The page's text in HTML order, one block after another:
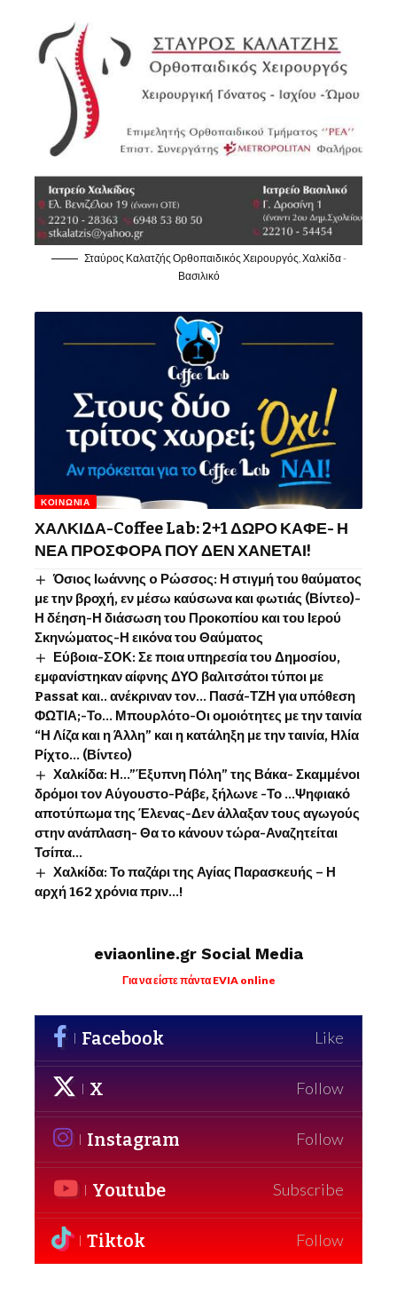
Σταύρος Καλατζής Ορθοπαιδικός Χειρουργός, Χαλκίδα -
Βασιλικό
ΚΟΙΝΩΝΊΑ
ΧΑΛΚΙΔΑ-Coffee Lab: 2+1 ΔΩΡΟ ΚΑΦΕ- Η
ΝΕΑ ΠΡΟΣΦΟΡΑ ΠΟΥ ΔΕΝ ΧΑΝΕΤΑΙ!
Όσιος Ιωάννης o Ρώσσος: Η στιγμή του θαύματος
με την βροχή, εν μέσω καύσωνα και φωτιάς (Βίντεο)-
Η δέηση-Η διάσωση του Προκοπίου και του Ιερού
Σκηνώματος-Η εικόνα του Θαύματος
Εύβοια-ΣΟΚ: Σε ποια υπηρεσία του Δημοσίου,
εμφανίστηκαν αίφνης ΔΥΟ βαλιτσάτοι τύποι με
Passat και.. ανέκριναν τον… Πασά-ΤΖΗ για υπόθεση
ΦΩΤΙΑ;-Το… Μπουρλότο-Οι ομοιότητες με την ταινία
“Η Λίζα και η Άλλη” και η κατάληξη με την ταινία, Ηλία
Ρίχτο… (Βίντεο)
Χαλκίδα: Η…”Έξυπνη Πόλη” της Βάκα- Σκαμμένοι
δρόμοι τον Αύγουστο-Ράβε, ξήλωνε -Το …Ψηφιακό
αποτύπωμα της Έλενας-Δεν άλλαξαν τους αγωγούς
στην ανάπλαση- Θα το κάνουν τώρα-Αναζητείται
Τσίπα…
Χαλκίδα: Το παζάρι της Αγίας Παρασκευής – Η
αρχή 162 χρόνια πριν…!
eviaonline.gr Social Media
Για να είστε πάντα EVIA online
Facebook Like
X Follow
Instagram Follow
Youtube Subscribe
Tiktok Follow